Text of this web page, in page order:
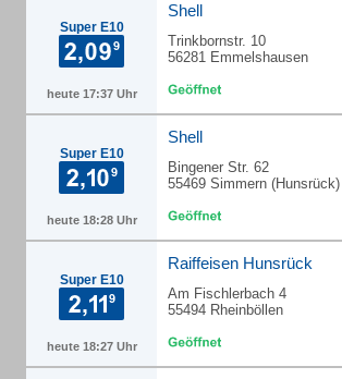
Super E10
heute 17:37 Uhr
Shell
Trinkbornstr. 10
56281 Emmelshausen
Super E10
heute 18:28 Uhr
Shell
Bingener Str. 62
55469 Simmern (Hunsrück)
Super E10
heute 18:27 Uhr
Raiffeisen Hunsrück
Am Fischlerbach 4
55494 Rheinböllen